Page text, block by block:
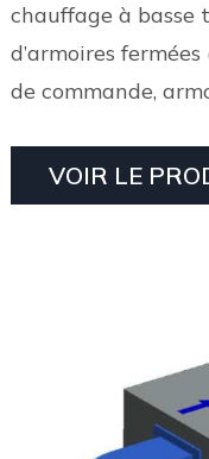
chauffage à basse
d’armoires
de commande,
VOIR LE